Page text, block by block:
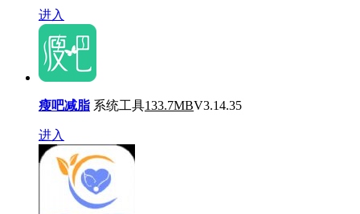
进入
瘦吧减脂 系统工具133.7MBV3.14.35
进入